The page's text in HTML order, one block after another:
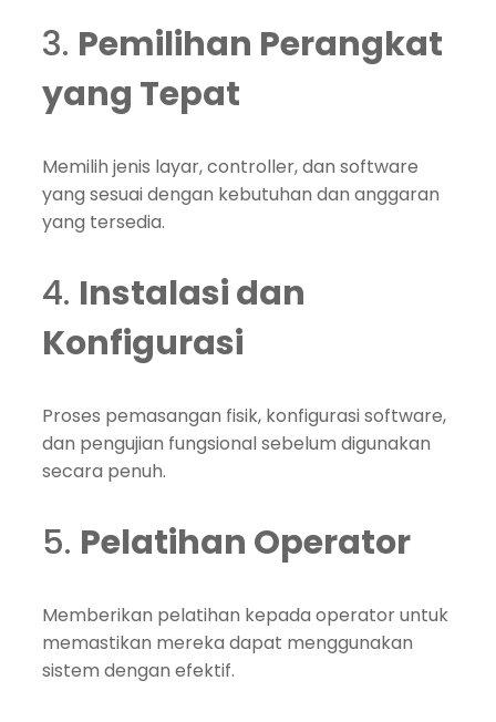
3. Pemilihan Perangkat
yang Tepat
Memilih jenis layar, controller, dan software
yang sesuai dengan kebutuhan dan anggaran
yang tersedia.
4. Instalasi dan
Konfigurasi
Proses pemasangan fisik, konfigurasi software,
dan pengujian fungsional sebelum digunakan
secara penuh.
5. Pelatihan Operator
Memberikan pelatihan kepada operator untuk
memastikan mereka dapat menggunakan
sistem dengan efektif.